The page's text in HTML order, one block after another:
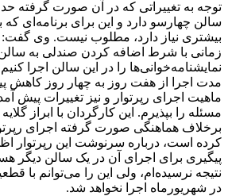
سالن چهارسو دارد و این برای برنامه‌ای
بیشتری نیاز دارد، مطلوب نیست. وی گفت:
زمانی با شرط اضافه کردن صندلی به سالن
نمایشنامه‌خوانی‌ها را در این سالن اجرا کنیم،
مدت اجرا از هفت روز به چهار روز کاهش
ماهیت اجرای رپرتوار و نیز تغییرات پیش
مسئله را بپذیرم. این کارگردان با ابراز
برخلاف هماهنگی صورت گرفته اجرای
کرده است، درباره سرنوشت این رپرتوار
پیگیری برای اجرای آن در یک سالن دیگر
نتیجه نرسیده‌ام، ولی این را می‌توانم با
در شهریورماه اجرا نخواهد شد.